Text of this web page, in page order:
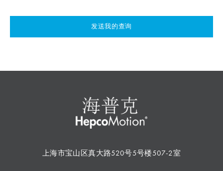
发送我的查询
上海市宝山区真大路520号5号楼507-2室